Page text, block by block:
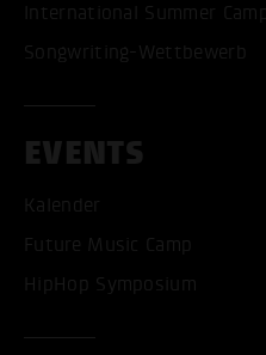
International Summer Camp
Songwriting-Wettbewerb
EVENTS
Kalender
Future Music Camp
HipHop Symposium